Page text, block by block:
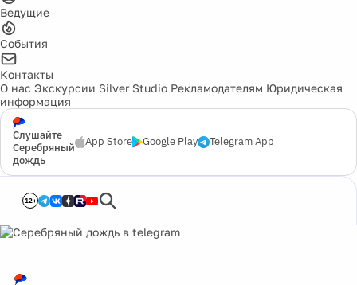
Ведущие
События
Контакты
О нас Экскурсии Silver Studio Рекламодателям Юридическая
информация
Слушайте
Серебряный
дождь
App Store Google Play Telegram App
12+